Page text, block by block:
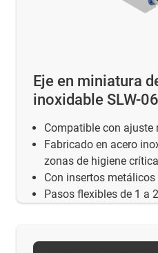
Eje en miniatura
inoxidable SLW-
Compatible con ajuste
Fabricado en acero
zonas de higiene crítica
Con insertos
Pasos flexibles de 1 a